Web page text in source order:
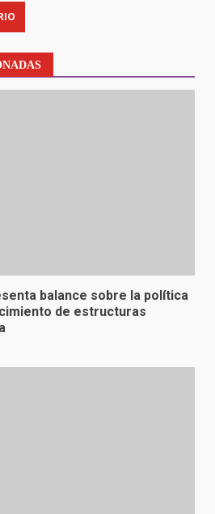
balance sobre la política
de estructuras